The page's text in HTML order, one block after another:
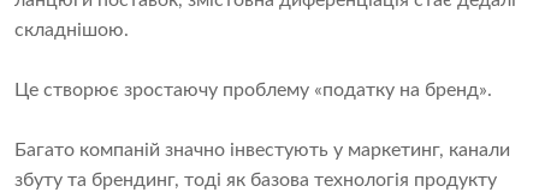
складнішою.
Це створює зростаючу проблему «податку на бренд».
Багато компаній значно інвестують у маркетинг, канали
збуту та брендинг, тоді як базова технологія продукту